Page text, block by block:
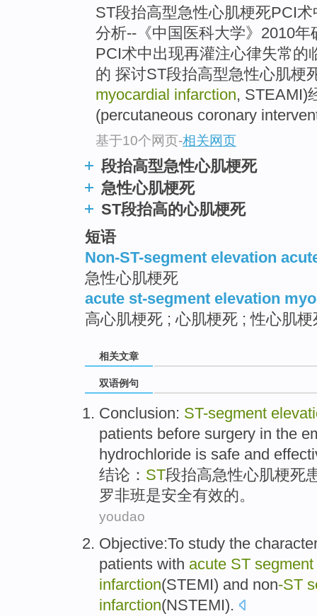
ST段抬高型急性心肌梗死PCI
分析--《中国医科大学》2010
PCI术中出现再灌注心律失常的
的 探讨ST段抬高型急性心肌梗
myocardial infarction, STEAMI)
(percutaneous coronary
基于10个网页-相关网页
段抬高型急性心肌梗死
急性心肌梗死
ST段抬高的心肌梗死
短语
Non-ST-segment elevation
急性心肌梗死
acute st-segment elevation
高心肌梗死 ; 心肌梗死 ; 性心肌
相关文章
双语例句
Conclusion: ST-segment
patients before surgery in the
hydrochloride is safe and
结论 ： ST段抬高急性心肌梗死
罗非班是安全有效的。
youdao
Objective:To study the
patients with acute ST segment
infarction(STEMI) and non-ST
infarction(NSTEMI).